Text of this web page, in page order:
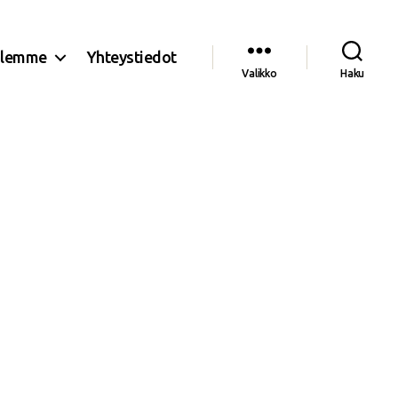
Yhteystiedot
Valikko Haku